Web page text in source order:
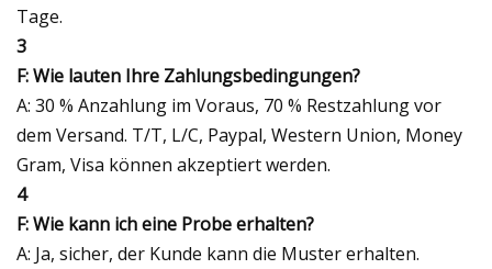
Tage.
3
F: Wie lauten Ihre Zahlungsbedingungen?
A: 30 % Anzahlung im Voraus, 70 % Restzahlung vor
dem Versand. T/T, L/C, Paypal, Western Union, Money
Gram, Visa können akzeptiert werden.
4
F: Wie kann ich eine Probe erhalten?
A: Ja, sicher, der Kunde kann die Muster erhalten.